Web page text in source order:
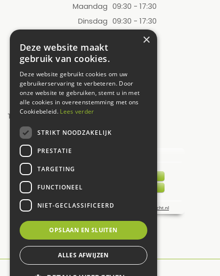
Maandag 09:30 - 17:30
Dinsdag 09:30 - 17:30
09:30 - 17:30
Donderdag
Zaterdag 09:00 - 17:00
Zondag
12:00 - 17:00
Toon alle openingstijden
UW MENING TELT!
×
Deze website maakt
gebruik van cookies.
Deze website gebruikt cookies om uw
gebruikerservaring te verbeteren. Door
onze website te gebruiken, stemt u in met
alle cookies in overeenstemming met ons
Cookiebeleid. Lees verder
STRIKT NOODZAKELIJK
PRESTATIE
TARGETING
FUNCTIONEEL
NIET-GECLASSIFICEERD
OPSLAAN EN SLUITEN
ALLES AFWIJZEN